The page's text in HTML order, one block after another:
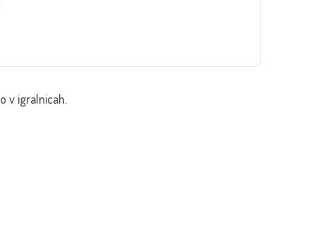
v igralnicah.